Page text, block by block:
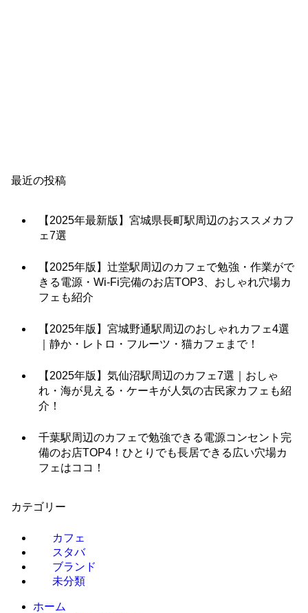
最近の投稿
【2025年最新版】宮城県長町駅周辺のおススメカフ
ェ7選
【2025年版】辻堂駅周辺のカフェで勉強・作業がで
きる電源・Wi-Fi完備のお店TOP3、おしゃれ穴場カ
フェも紹介
【2025年版】宮城野通駅周辺のおしゃれカフェ4選
｜静か・レトロ・フルーツ・猫カフェまで！
【2025年版】気仙沼駅周辺のカフェ7選｜おしゃ
れ・海が見える・ケーキが人気の古民家カフェも紹
介！
千葉駅周辺のカフェで勉強できる電源コンセント完
備のお店TOP4！ひとりでも長居できる広い穴場カ
フェはココ！
カテゴリー
カフェ
スタバ
ブランド
未分類
ホーム